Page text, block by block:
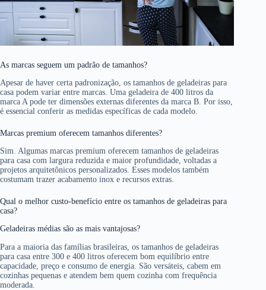
As marcas seguem um padrão de tamanhos?
Apesar de haver certa padronização, os tamanhos de geladeiras para
casa podem variar entre marcas. Uma geladeira de 400 litros da
marca A pode ter dimensões externas diferentes da marca B. Por isso,
é essencial conferir as medidas específicas de cada modelo.
Marcas premium oferecem tamanhos diferentes?
Sim. Algumas marcas premium oferecem tamanhos de geladeiras
para casa com largura reduzida e maior profundidade, voltadas a
projetos arquitetônicos personalizados. Esses modelos também
costumam trazer acabamento inox e recursos extras.
Qual o melhor custo-benefício entre os tamanhos de geladeiras para
casa?
Geladeiras médias são as mais vantajosas?
Para a maioria das famílias brasileiras, os tamanhos de geladeiras
para casa entre 300 e 400 litros oferecem bom equilíbrio entre
capacidade, preço e consumo de energia. São versáteis, cabem em
cozinhas pequenas e atendem bem quem cozinha com frequência
moderada.